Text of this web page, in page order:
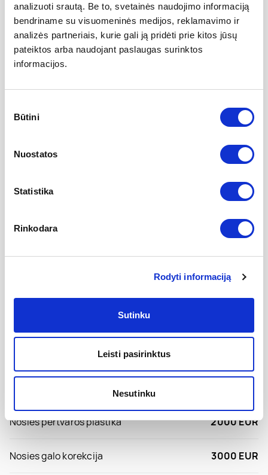
analizuoti srautą. Be to, svetainės naudojimo informaciją
bendriname su visuomeninės medijos, reklamavimo ir
analizės partneriais, kurie gali ją pridėti prie kitos jūsų
pateiktos arba naudojant paslaugas surinktos
informacijos.
pasirinkimas
Būtini
Nuostatos
Statistika
Rinkodara
Rodyti informaciją
Sutinku
Leisti pasirinktus
Nesutinku
Adenoidų pašalinimas 1000 EUR
Knarkimo ir miego apnėjos operacija
Nosies kriauklių plastika 900 EUR
2000 EUR
Nosies sąaugų ir randų pašalinimas 850 EUR
Tonzilių pašalinimas 1300 EUR
900 EUR
Miego endoskopija su/be radiodažniu 1100 EUR
Pilna nosies plastika su pertvaros
korekcija su šonkauliu
Atlėpusių ausų korekcija
Nosies pertvaros plastika 2000 EUR
Nosies galo korekcija 3000 EUR